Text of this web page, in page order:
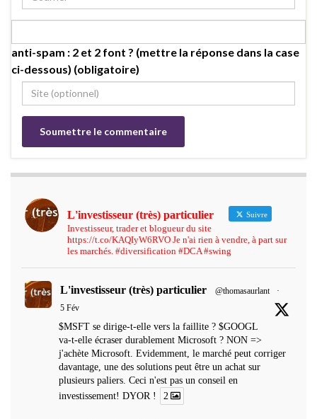
anti-spam : 2 et 2 font ? (mettre la réponse dans la case
ci-dessous) (obligatoire)
L'investisseur (très) particulier Suivre
Investisseur, trader et blogueur du site
https://t.co/KAQIyW6RVO Je n'ai rien à vendre, à part sur
les marchés. #diversification #DCA #swing
L'investisseur (très) particulier @thomasaurlant
·
5 Fév
$MSFT se dirige-t-elle vers la faillite ? $GOOGL
va-t-elle écraser durablement Microsoft ? NON =>
j'achète Microsoft. Evidemment, le marché peut corriger
davantage, une des solutions peut être un achat sur
plusieurs paliers. Ceci n'est pas un conseil en
investissement! DYOR !
2